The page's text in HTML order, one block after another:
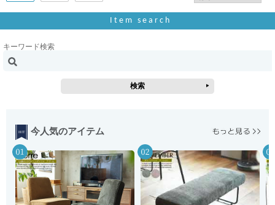
Item search
キーワード検索
今人気のアイテム